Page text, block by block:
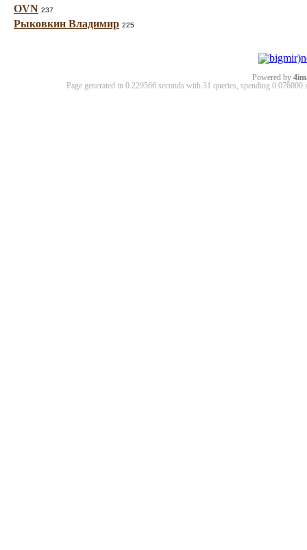
OVN 237
Рыковкин Владимир 225
Powered by
Page generated in 0.229566 seconds with 31 queries, spending